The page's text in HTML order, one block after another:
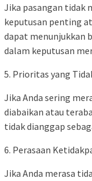
Jika pasangan tidak
keputusan penting
dapat menunjukkan
dalam keputusan
5. Prioritas yang
Jika Anda sering
diabaikan atau
tidak dianggap
6. Perasaan
Jika Anda merasa